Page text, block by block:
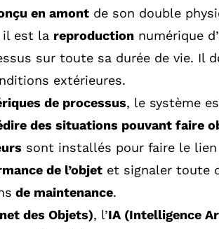
en amontde son double
il est la reproductionnumérique
sur toute sa durée de vie. Il
extérieures.
de processus, le système
des situations pouvant faire
sont installés pour faire le
de l’objetet signaler toute
de maintenance.
des Objets), l’IA (Intelligence